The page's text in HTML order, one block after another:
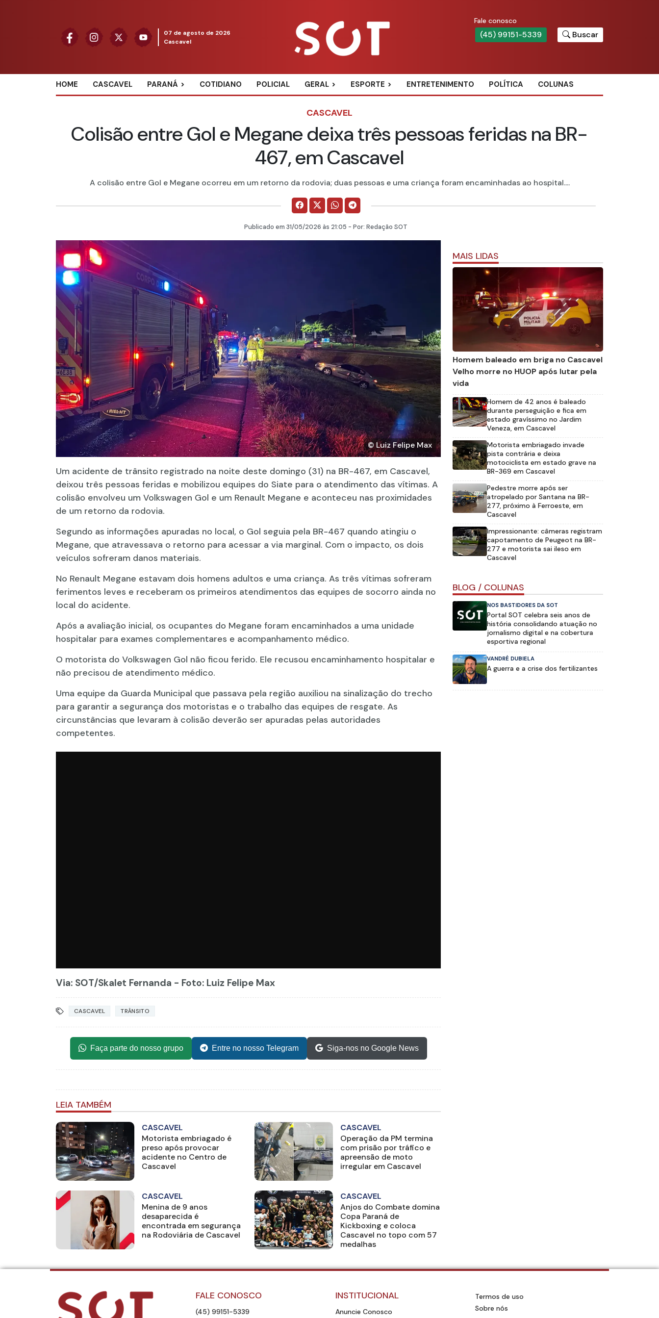
07 de agosto de 2026
Cascavel
Fale conosco
(45) 99151-5339 Buscar
HOME CASCAVEL PARANÁ COTIDIANO POLICIAL GERAL ESPORTE ENTRETENIMENTO POLÍTICA COLUNAS
CASCAVEL
Colisão entre Gol e Megane deixa três pessoas feridas na BR-
467, em Cascavel
A colisão entre Gol e Megane ocorreu em um retorno da rodovia; duas pessoas e uma criança foram encaminhadas ao hospital....
Publicado em 31/05/2026 às 21:05 - Por: Redação SOT
© Luiz Felipe Max
Um acidente de trânsito registrado na noite deste domingo (31) na BR-467, em Cascavel,
deixou três pessoas feridas e mobilizou equipes do Siate para o atendimento das vítimas. A
colisão envolveu um Volkswagen Gol e um Renault Megane e aconteceu nas proximidades
de um retorno da rodovia.
Segundo as informações apuradas no local, o Gol seguia pela BR-467 quando atingiu o
Megane, que atravessava o retorno para acessar a via marginal. Com o impacto, os dois
veículos sofreram danos materiais.
No Renault Megane estavam dois homens adultos e uma criança. As três vítimas sofreram
ferimentos leves e receberam os primeiros atendimentos das equipes de socorro ainda no
local do acidente.
Após a avaliação inicial, os ocupantes do Megane foram encaminhados a uma unidade
hospitalar para exames complementares e acompanhamento médico.
O motorista do Volkswagen Gol não ficou ferido. Ele recusou encaminhamento hospitalar e
não precisou de atendimento médico.
Uma equipe da Guarda Municipal que passava pela região auxiliou na sinalização do trecho
para garantir a segurança dos motoristas e o trabalho das equipes de resgate. As
circunstâncias que levaram à colisão deverão ser apuradas pelas autoridades
competentes.
Via: SOT/Skalet Fernanda - Foto: Luiz Felipe Max
CASCAVEL TRÂNSITO
Faça parte do nosso grupo Entre no nosso Telegram Siga-nos no Google News
LEIA TAMBÉM
CASCAVEL
Motorista embriagado é
preso após provocar
acidente no Centro de
Cascavel
CASCAVEL
Operação da PM termina
com prisão por tráfico e
apreensão de moto
irregular em Cascavel
CASCAVEL
Menina de 9 anos
desaparecida é
encontrada em segurança
na Rodoviária de Cascavel
CASCAVEL
Anjos do Combate domina
Copa Paraná de
Kickboxing e coloca
Cascavel no topo com 57
medalhas
MAIS LIDAS
Homem baleado em briga no Cascavel
Velho morre no HUOP após lutar pela
vida
Homem de 42 anos é baleado
durante perseguição e fica em
estado gravíssimo no Jardim
Veneza, em Cascavel
Motorista embriagado invade
pista contrária e deixa
motociclista em estado grave na
BR-369 em Cascavel
Pedestre morre após ser
atropelado por Santana na BR-
277, próximo à Ferroeste, em
Cascavel
Impressionante: câmeras registram
capotamento de Peugeot na BR-
277 e motorista sai ileso em
Cascavel
BLOG / COLUNAS
NOS BASTIDORES DA SOT
Portal SOT celebra seis anos de
história consolidando atuação no
jornalismo digital e na cobertura
esportiva regional
VANDRÉ DUBIELA
A guerra e a crise dos fertilizantes
FALE CONOSCO
(45) 99151-5339
INSTITUCIONAL
Anuncie Conosco
Termos de uso
Sobre nós